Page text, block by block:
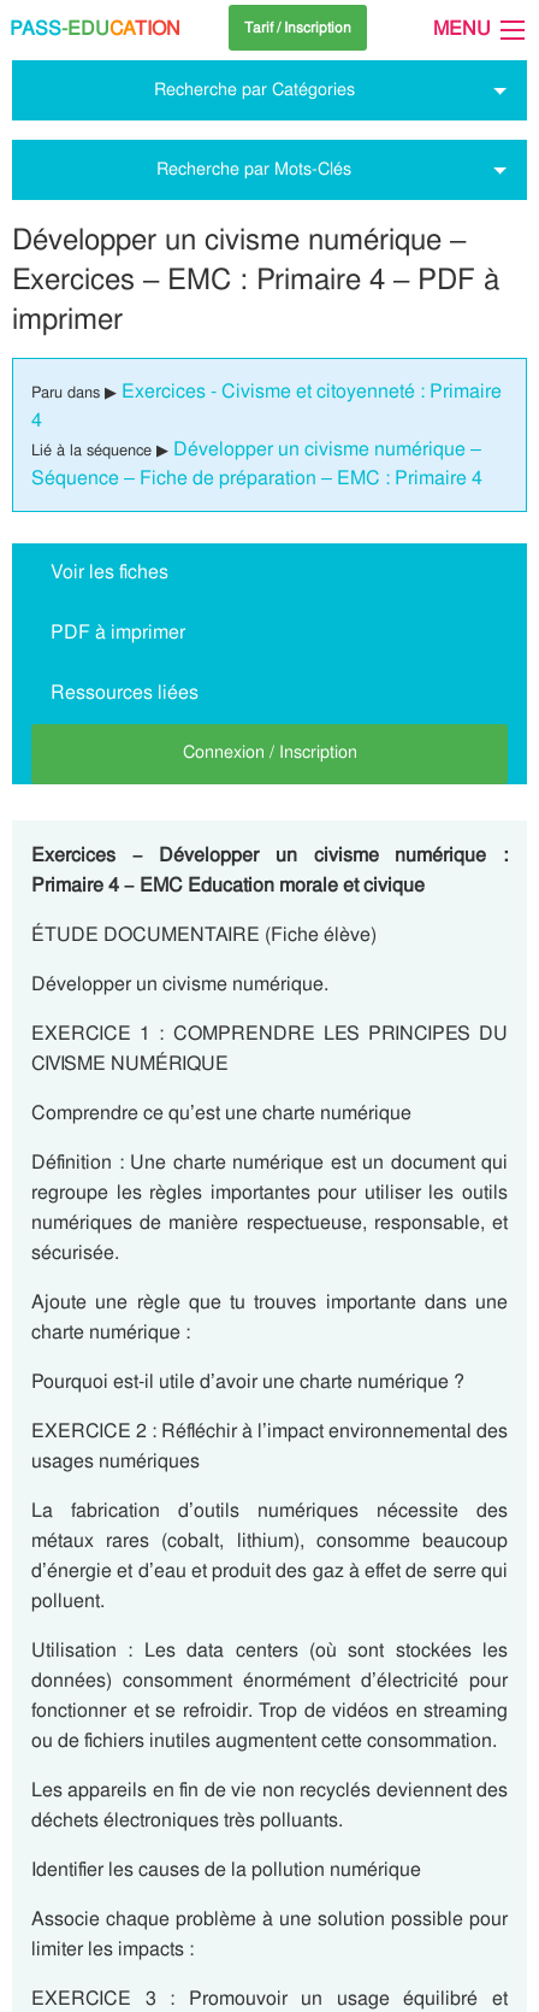
PASS-EDUCATION Tarif / Inscription MENU
Recherche par Catégories
Recherche par Mots-Clés
Développer un civisme numérique –
Exercices – EMC : Primaire 4 – PDF à
imprimer
Paru dans ▶ Exercices - Civisme et citoyenneté : Primaire
4
Lié à la séquence ▶ Développer un civisme numérique –
Séquence – Fiche de préparation – EMC : Primaire 4
Voir les fiches
PDF à imprimer
Ressources liées
Connexion / Inscription
Exercices – Développer un civisme numérique :
Primaire 4 – EMC Education morale et civique
ÉTUDE DOCUMENTAIRE (Fiche élève)
Développer un civisme numérique.
EXERCICE 1 : COMPRENDRE LES PRINCIPES DU
CIVISME NUMÉRIQUE
Comprendre ce qu’est une charte numérique
Définition : Une charte numérique est un document qui
regroupe les règles importantes pour utiliser les outils
numériques de manière respectueuse, responsable, et
sécurisée.
Ajoute une règle que tu trouves importante dans une
charte numérique :
Pourquoi est-il utile d’avoir une charte numérique ?
EXERCICE 2 : Réfléchir à l’impact environnemental des
usages numériques
La fabrication d’outils numériques nécessite des
métaux rares (cobalt, lithium), consomme beaucoup
d’énergie et d’eau et produit des gaz à effet de serre qui
polluent.
Utilisation : Les data centers (où sont stockées les
données) consomment énormément d’électricité pour
fonctionner et se refroidir. Trop de vidéos en streaming
ou de fichiers inutiles augmentent cette consommation.
Les appareils enfin de vie non recyclés deviennent des
déchets électroniques très polluants.
Identifier les causes de la pollution numérique
Associe chaque problème à une solution possible pour
limiter les impacts :
EXERCICE 3 : Promouvoir un usage équilibré et